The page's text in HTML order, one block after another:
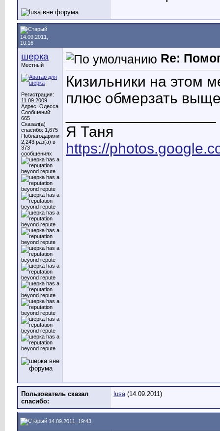
14.09.2011,
10:16
шерка
Местный
Регистрация:
11.09.2009
Адрес: Одесса
Сообщений:
665
Сказал(а)
спасибо: 1,675
Поблагодарили
2,243 раз(а) в
373
сообщениях
Re:
Кизильники на этом
плюс обмерзать выще
Я Таня
https://
Пользователь сказал
cпасибо:
lusa(14.09.2011)
14.09.2011, 19:43